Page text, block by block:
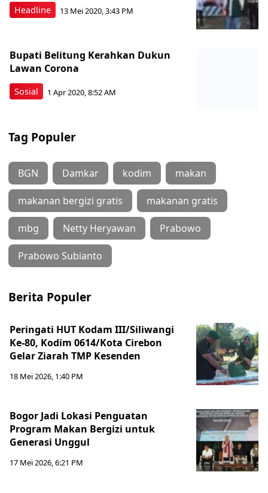
Headline 13 Mei 2020, 3:43 PM
Sosial
Bupati Belitung Kerahkan Dukun
Lawan Corona
1 Apr 2020, 8:52 AM
Tag Populer
BGN Damkar kodim makan
makanan bergizi gratis makanan gratis
mbg Netty Heryawan Prabowo
Prabowo Subianto
Berita Populer
Peringati HUT Kodam III/Siliwangi
Ke-80, Kodim 0614/Kota Cirebon
Gelar Ziarah TMP Kesenden
18 Mei 2026, 1:40 PM
Bogor Jadi Lokasi Penguatan
Program Makan Bergizi untuk
Generasi Unggul
17 Mei 2026, 6:21 PM